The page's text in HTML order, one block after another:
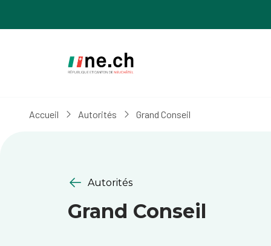
Accueil Autorités Grand Conseil
Autorités
Grand Conseil